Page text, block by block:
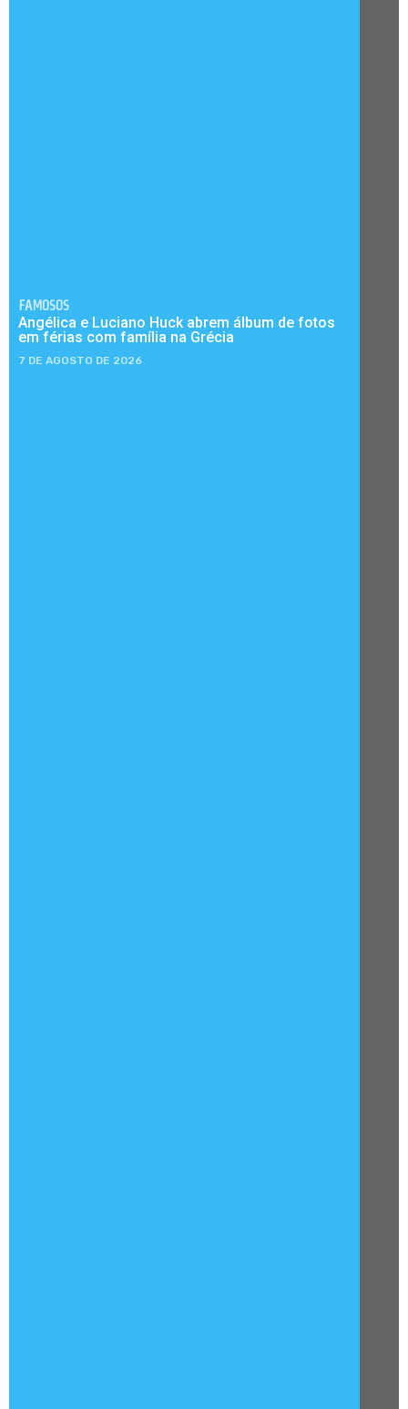
FAMOSOS
Angélica e Luciano Huck abrem álbum de fotos
em férias com família na Grécia
7 DE AGOSTO DE 2026